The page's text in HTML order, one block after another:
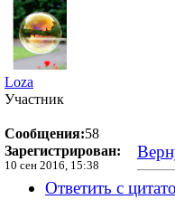
Loza
Участник
Сообщения:58
Зарегистрирован:
10 сен 2016, 15:38
Ответить с